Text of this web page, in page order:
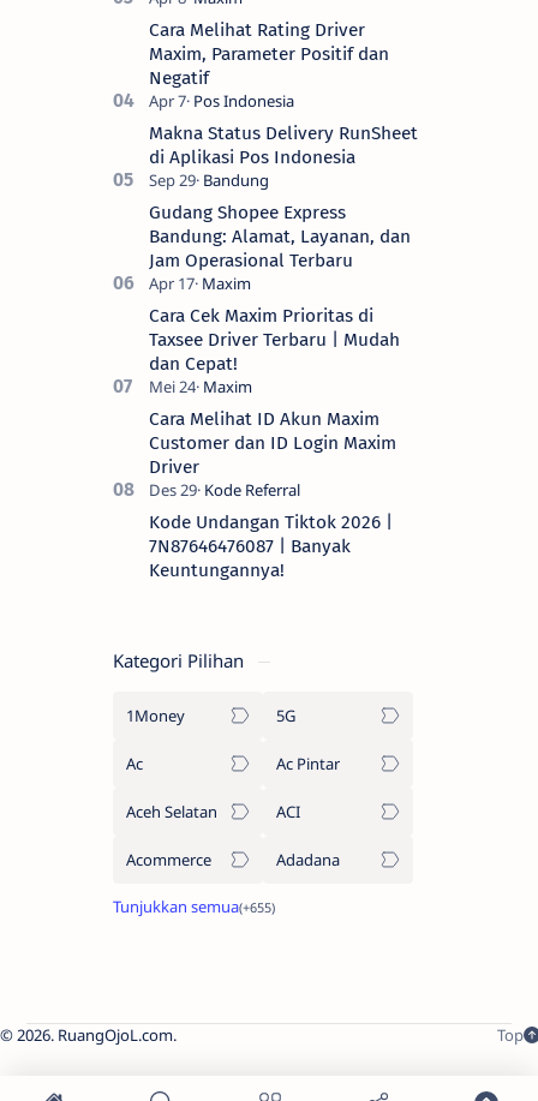
Cara Melihat Rating Driver
Maxim, Parameter Positif dan
Negatif
Makna Status Delivery RunSheet
di Aplikasi Pos Indonesia
Gudang Shopee Express
Bandung: Alamat, Layanan, dan
Jam Operasional Terbaru
Cara Cek Maxim Prioritas di
Taxsee Driver Terbaru | Mudah
dan Cepat!
Cara Melihat ID Akun Maxim
Customer dan ID Login Maxim
Driver
Kode Undangan Tiktok 2026 |
7N87646476087 | Banyak
Keuntungannya!
Kategori Pilihan
1Money 5G
Ac Ac Pintar
Aceh Selatan ACI
Acommerce Adadana
2026. RuangOjoL.com.